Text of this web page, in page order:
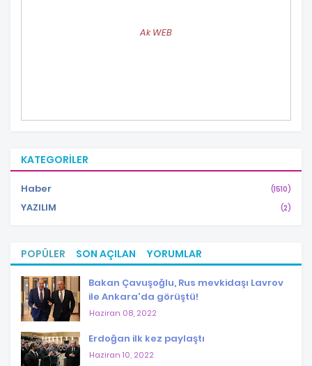
Ak WEB
KATEGORILER
Haber (1510)
YAZILIM (2)
POPÜLER SON AÇILAN YORUMLAR
Bakan Çavuşoğlu, Rus mevkidaşı Lavrov
ile Ankara'da görüştü!
Haziran 08, 2022
Erdoğan ilk kez paylaştı
Haziran 10, 2022